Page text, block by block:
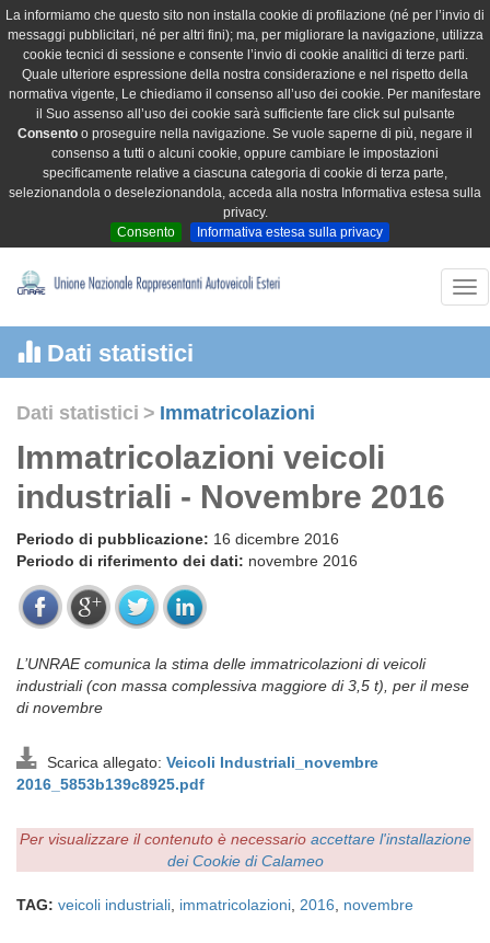
La informiamo che questo sito non installa cookie di profilazione (né per l’invio di
messaggi pubblicitari, né per altri fini); ma, per migliorare la navigazione, utilizza
cookie tecnici di sessione e consente l’invio di cookie analitici di terze parti.
Quale ulteriore espressione della nostra considerazione e nel rispetto della
normativa vigente, Le chiediamo il consenso all’uso dei cookie. Per manifestare
il Suo assenso all’uso dei cookie sarà sufficiente fare click sul pulsante
Consento o proseguire nella navigazione. Se vuole saperne di più, negare il
consenso a tutti o alcuni cookie, oppure cambiare le impostazioni
specificamente relative a ciascuna categoria di cookie di terza parte,
selezionandola o deselezionandola, acceda alla nostra Informativa estesa sulla
privacy.
Consento
Informativa estesa sulla privacy
Dati statistici
Dati statistici > Immatricolazioni
Immatricolazioni veicoli
industriali - Novembre 2016
Periodo di pubblicazione: 16 dicembre 2016
Periodo di riferimento dei dati: novembre 2016
L’UNRAE comunica la stima delle immatricolazioni di veicoli
industriali (con massa complessiva maggiore di 3,5 t), per il mese
di novembre
Scarica allegato: Veicoli Industriali_novembre
2016_5853b139c8925.pdf
Per visualizzare il contenuto è necessario accettare l'installazione
dei Cookie di Calameo
TAG: veicoli industriali immatricolazioni 2016 novembre